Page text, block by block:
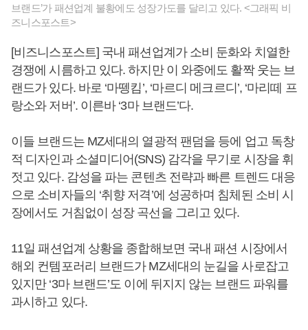
브랜드’가 패션업계 불황에도 성장가도를 달리고 있다. <그래픽 비
즈니스포스트>
[비즈니스포스트] 국내 패션업계가 소비 둔화와 치열한
경쟁에 시름하고 있다. 하지만 이 와중에도 활짝 웃는 브
랜드가 있다. 바로 ‘마뗑킴’, ‘마르디 메크르디’, ‘마리떼 프
랑소와 저버’. 이른바 ‘3마 브랜드’다.
이들 브랜드는 MZ세대의 열광적 팬덤을 등에 업고 독창
적 디자인과 소셜미디어(SNS) 감각을 무기로 시장을 휘
젓고 있다. 감성을 파는 콘텐츠 전략과 빠른 트렌드 대응
으로 소비자들의 ‘취향 저격’에 성공하며 침체된 소비 시
장에서도 거침없이 성장 곡선을 그리고 있다.
11일 패션업계 상황을 종합해보면 국내 패션 시장에서
해외 컨템포러리 브랜드가 MZ세대의 눈길을 사로잡고
있지만 ‘3마 브랜드’도 이에 뒤지지 않는 브랜드 파워를
과시하고 있다.